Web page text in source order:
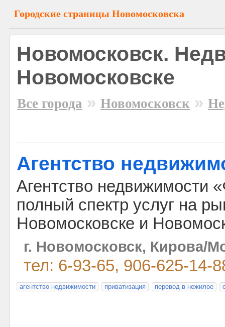
Городские страницы Новомосковска
Новомосковск.
Новомосковске
Все города » Новомосковск »
Агентство
Агентство недвижимости
полный спектр услуг на
Новомосковске и
г. Новомосковск, Кирова/
тел: 6-93-65, 906-625-14-
агентство недвижимости приватизация перевод в нежилое